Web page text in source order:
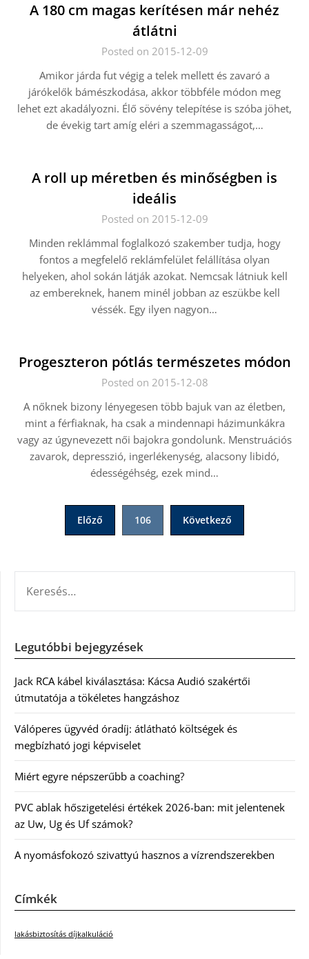
A 180 cm magas kerítésen már nehéz
átlátni
Posted on 2015-12-09
Amikor járda fut végig a telek mellett és zavaró a
járókelők bámészkodása, akkor többféle módon meg
lehet ezt akadályozni. Élő sövény telepítése is szóba jöhet,
de évekig tart amíg eléri a szemmagasságot,…
A roll up méretben és minőségben is
ideális
Posted on 2015-12-09
Minden reklámmal foglalkozó szakember tudja, hogy
fontos a megfelelő reklámfelület felállítása olyan
helyeken, ahol sokán látják azokat. Nemcsak látniuk kell
az embereknek, hanem minél jobban az eszükbe kell
véssék. Egy ilyen nagyon…
Progeszteron pótlás természetes módon
Posted on 2015-12-08
A nőknek bizony lényegesen több bajuk van az életben,
mint a férfiaknak, ha csak a mindennapi házimunkákra
vagy az úgynevezett női bajokra gondolunk. Menstruációs
zavarok, depresszió, ingerlékenység, alacsony libidó,
édességéhség, ezek mind…
Bejegyzések
lapozása
Előző 106 Következő
Legutóbbi bejegyzések
Jack RCA kábel kiválasztása: Kácsa Audió szakértői
útmutatója a tökéletes hangzáshoz
Válóperes ügyvéd óradíj: átlátható költségek és
megbízható jogi képviselet
Miért egyre népszerűbb a coaching?
PVC ablak hőszigetelési értékek 2026-ban: mit jelentenek
az Uw, Ug és Uf számok?
A nyomásfokozó szivattyú hasznos a vízrendszerekben
Címkék
lakásbiztosítás díjkalkuláció